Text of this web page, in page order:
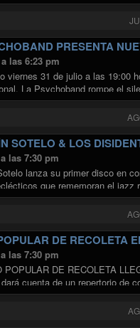
PRESENTA
las 6:23 pm
viernes 31 de julio a las 19:00
La Psychoband rompe el
SOTELO & LOS
las 7:30 pm
lanza su primer disco en
que rememoran el
"JOAQUÍN SOTELO &
DE RECOLETA
las 7:30 pm
POPULAR DE RECOLETA
cuenta de un repertorio de